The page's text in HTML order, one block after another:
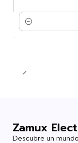
Cantidad
Zamux
Descubre un